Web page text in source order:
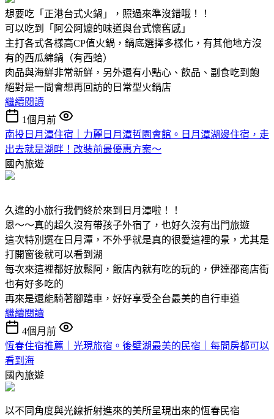
想要吃「正港台式火鍋」，照過來準沒錯哦！！
可以吃到「阿公阿嬤的味道與台式懷舊感」
主打各式各樣高CP值火鍋，鍋底選擇多樣化，有其他地方沒
有的西瓜綿鍋（有西蛤）
肉品與海鮮非常新鮮，另外還有小點心、飲品、副食吃到飽
絕對是一間會想再回訪的日常型火鍋店
繼續閱讀
1個月前
南投日月潭住宿｜力麗日月潭哲園會館。日月潭湖邊住宿，走
出去就是湖畔！改裝前最優惠方案～
國內旅遊
久違的小旅行我們終於來到日月潭啦！！
恩～～真的超久沒有帶孩子外宿了，也好久沒有出門旅遊
這次特別選在日月潭，不外乎就是真的很愛這裡的景，尤其是
打開窗後就可以看到湖
每次來這裡都好放鬆阿，飯店內就有吃的玩的，伊達邵商店街
也有好多吃的
再來是還能騎著腳踏車，好好享受全台最美的自行車道
繼續閱讀
4個月前
恆春住宿推薦｜光現旅宿。後壁湖最美的民宿｜每間房都可以
看到海
國內旅遊
以不同角度與光線折射進來的美所呈現出來的恆春民宿